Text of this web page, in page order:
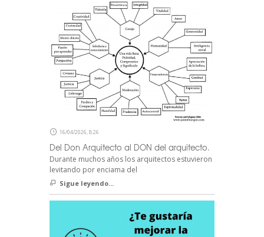
16/04/2026, 8:26
Del Don Arquitecto al DON del arquitecto.
Durante muchos años los arquitectos estuvieron
levitando por enciama del
Sigue leyendo...